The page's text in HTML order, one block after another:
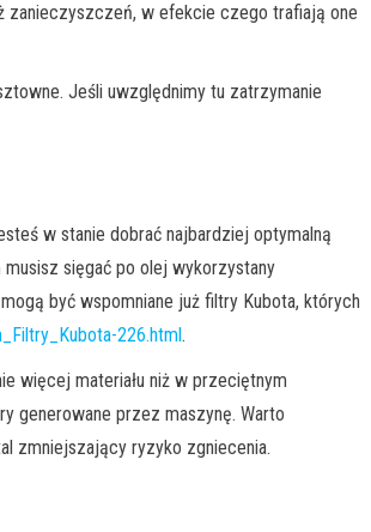
zanieczyszczeń, w efekcie czego trafiają one
Jeśli uwzględnimy tu zatrzymanie
w stanie dobrać najbardziej optymalną
sięgać po olej wykorzystany
być wspomniane już filtry Kubota, których
226.html.
więcej materiału niż w przeciętnym
generowane przez maszynę. Warto
zmniejszający ryzyko zgniecenia.